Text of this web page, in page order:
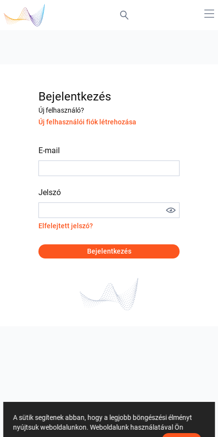
Bejelentkezés
Új felhasználó?
Új felhasználói fiók létrehozása
E-mail
Jelszó
Elfelejtett jelszó?
Bejelentkezés
A sütik segítenek abban, hogy a legjobb böngészési élményt
nyújtsuk weboldalunkon. Weboldalunk használatával Ön